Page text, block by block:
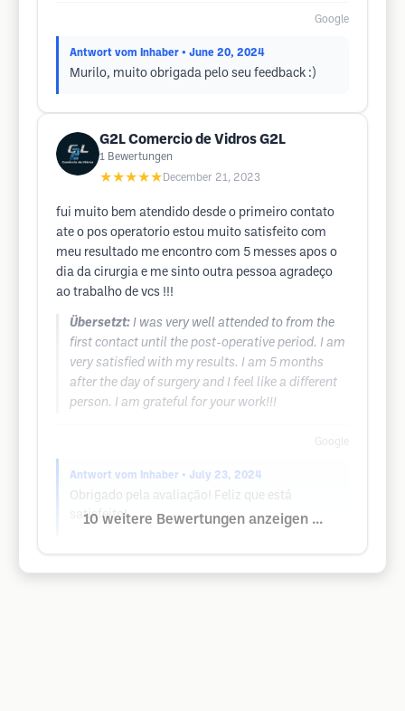
Google
Antwort vom Inhaber • June 20, 2024
Murilo, muito obrigada pelo seu feedback :)
G2L Comercio de Vidros G2L
1 Bewertungen
★★★★★ December 21, 2023
fui muito bem atendido desde o primeiro contato
ate o pos operatorio estou muito satisfeito com
meu resultado me encontro com 5 messes apos o
dia da cirurgia e me sinto outra pessoa agradeço
ao trabalho de vcs !!!
Übersetzt: I was very well attended to from the
first contact until the post-operative period. I am
very satisfied with my results. I am 5 months
after the day of surgery and I feel like a different
person. I am grateful for your work!!!
Google
Antwort vom Inhaber • July 23, 2024
Obrigado pela avaliação! Feliz que está
satisfeito!
10 weitere Bewertungen anzeigen ...